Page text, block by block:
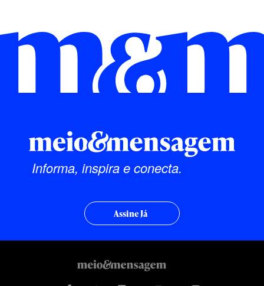
Informa, inspira e conecta.
Assine Já